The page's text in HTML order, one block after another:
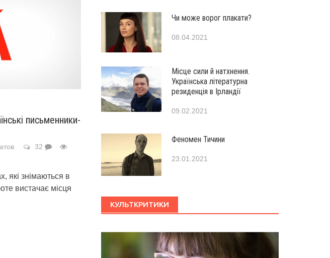
письменники-
32
які знімаються в
вистачає місця
Чи може ворог плакати?
08.04.2021
Місце сили й натхнення.
Українська літературна
резиденція в Ірландії
09.02.2021
Феномен Тичини
23.01.2021
КУЛЬТКРИТИКИ